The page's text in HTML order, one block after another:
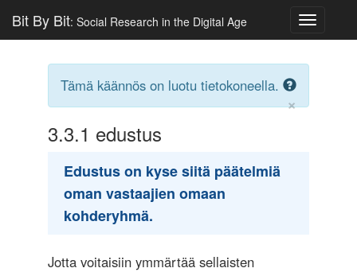
Toggle
Bit By Bit: Social Research in the Digital Age
Tämä käännös on luotu tietokoneella.
×
3.3.1 edustus
Edustus on kyse siitä päätelmiä
oman vastaajien omaan
kohderyhmä.
Jotta voitaisiin ymmärtää sellaisten